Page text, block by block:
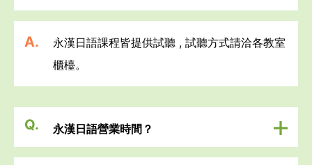
A.
永漢日語課程皆提供試聽 , 試聽方式請洽各教室
櫃檯。
Q. 永漢日語營業時間？